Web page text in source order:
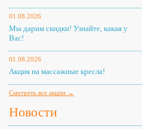
01.08.2026
Мы дарим скидки! Узнайте, какая у
Вас!
01.08.2026
Акция на массажные кресла!
Смотреть все акции →
Новости